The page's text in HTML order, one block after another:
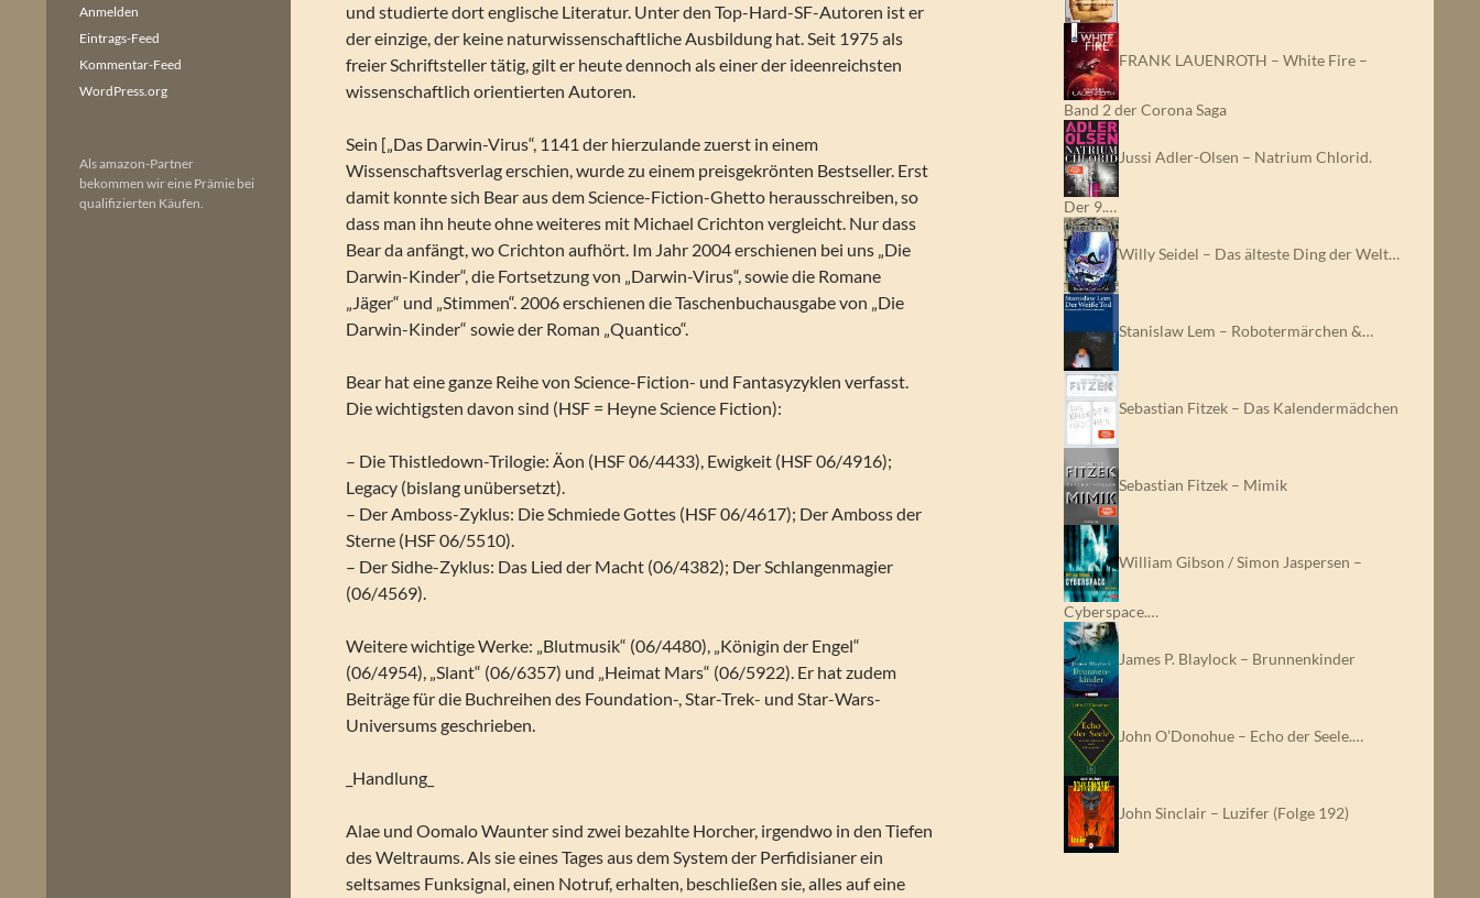
und studierte dort englische Literatur. Unter den Top-Hard-SF-Autoren ist er
der einzige, der keine naturwissenschaftliche Ausbildung hat. Seit 1975 als
freier Schriftsteller tätig, gilt er heute dennoch als einer der ideenreichsten
wissenschaftlich orientierten Autoren.
Sein [„Das Darwin-Virus“, 1141 der hierzulande zuerst in einem
Wissenschaftsverlag erschien, wurde zu einem preisgekrönten Bestseller. Erst
damit konnte sich Bear aus dem Science-Fiction-Ghetto herausschreiben, so
dass man ihn heute ohne weiteres mit Michael Crichton vergleicht. Nur dass
Bear da anfängt, wo Crichton aufhört. Im Jahr 2004 erschienen bei uns „Die
Darwin-Kinder“, die Fortsetzung von „Darwin-Virus“, sowie die Romane
„Jäger“ und „Stimmen“. 2006 erschienen die Taschenbuchausgabe von „Die
Darwin-Kinder“ sowie der Roman „Quantico“.
Bear hat eine ganze Reihe von Science-Fiction- und Fantasyzyklen verfasst.
Die wichtigsten davon sind (HSF = Heyne Science Fiction):
– Die Thistledown-Trilogie: Äon (HSF 06/4433), Ewigkeit (HSF 06/4916);
Legacy (bislang unübersetzt).
– Der Amboss-Zyklus: Die Schmiede Gottes (HSF 06/4617); Der Amboss der
Sterne (HSF 06/5510).
– Der Sidhe-Zyklus: Das Lied der Macht (06/4382); Der Schlangenmagier
(06/4569).
Weitere wichtige Werke: „Blutmusik“ (06/4480), „Königin der Engel“
(06/4954), „Slant“ (06/6357) und „Heimat Mars“ (06/5922). Er hat zudem
Beiträge für die Buchreihen des Foundation-, Star-Trek- und Star-Wars-
Universums geschrieben.
_Handlung_
Alae und Oomalo Waunter sind zwei bezahlte Horcher, irgendwo in den Tiefen
des Weltraums. Als sie eines Tages aus dem System der Perfidisianer ein
seltsames Funksignal, einen Notruf, erhalten, beschließen sie, alles auf eine
FRANK LAUENROTH – White Fire –
Band 2 der Corona Saga
Jussi Adler-Olsen – Natrium Chlorid.
Der 9.…
Willy Seidel – Das älteste Ding der Welt…
Stanislaw Lem – Robotermärchen &…
Sebastian Fitzek – Das Kalendermädchen
Sebastian Fitzek – Mimik
William Gibson / Simon Jaspersen –
Cyberspace.…
James P. Blaylock – Brunnenkinder
John O’Donohue – Echo der Seele.…
John Sinclair – Luzifer (Folge 192)
Anmelden
Eintrags-Feed
Kommentar-Feed
WordPress.org
Als amazon-Partner
bekommen wir eine Prämie bei
qualifizierten Käufen.